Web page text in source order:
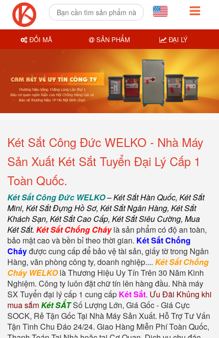
Két Sắt Công Đức WELKO - Nhà Máy
Sản Xuất Két Sắt Tuyển Đại Lý Cấp 1
Toàn Quốc.
Két Sắt Công Đức WELKO–Két Sắt Hàn Quốc, Két Sắt
Mini, Két Sắt Đựng Hồ Sơ, Két Sắt Ngân Hàng, Két Sắt
Khách Sạn, Két Sắt Cao Cấp, Két Sắt Siêu Cường, Mua
Két Sắt. Két Sắt Chống Cháylà sản phẩm có độ an toàn,
bảo mật cao và bền bỉ theo thời gian. Két Sắt Chống
Cháyđược cung cấp để bảo vệ tài sản, giấy tờ trong Ngân
Hàng, văn phòng công ty, doanh nghiệp.... Két Sắt Chống
Cháy WELKOlà Thương Hiệu Uy Tín Trên 30 Năm Kinh
Nghiệm. Công ty luôn đặt chữ tín lên hàng đầu. Nhà máy
SX Tuyển đại lý cấp 1 cung cấp Két Sắt. Ưu Đãi Khủng khi
mua sắmKét SẮTSố Lượng Lớn, Giá Gốc - Giá Cực
SOCK, Rẻ Tận Gốc Tại Nhà Máy Sản Xuất. Hỗ Trợ Tư Vấn
Tận Tình Chu Đáo 24/24. Giao Hàng Miễn Phí Toàn Quốc,
ĐỔI MÃ SẢN PHẨM ĐẠI LÝ